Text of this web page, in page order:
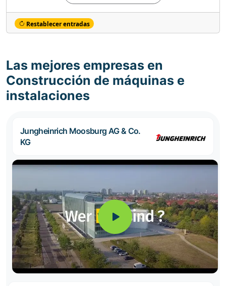
Restablecer entradas
Las mejores empresas en
Construcción de máquinas e
instalaciones
Jungheinrich Moosburg AG & Co.
KG